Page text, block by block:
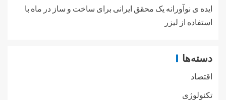
ایده ی نوآورانه یک محقق ایرانی برای ساخت و ساز در ماه با
استفاده از لیزر
دسته‌ها
اقتصاد
تکنولوژی